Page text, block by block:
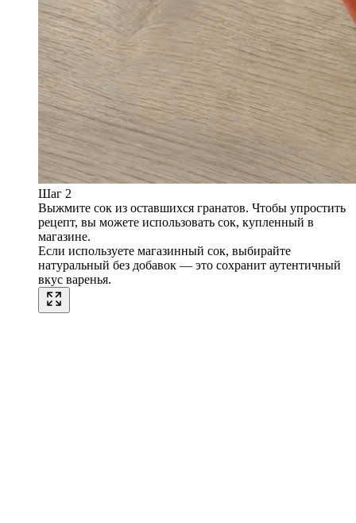
Шаг 2
Выжмите сок из оставшихся гранатов. Чтобы упростить
рецепт, вы можете использовать сок, купленный в
магазине.
Если используете магазинный сок, выбирайте
натуральный без добавок — это сохранит аутентичный
вкус варенья.